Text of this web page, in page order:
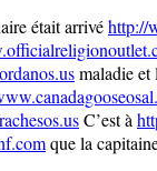
était arrivéhttp://
maladie
C’est à
que la